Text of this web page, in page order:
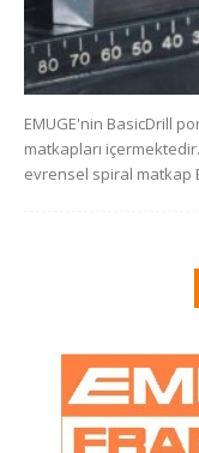
EMUGE'nin BasicDrill
matkapları
evrensel spiral matkap